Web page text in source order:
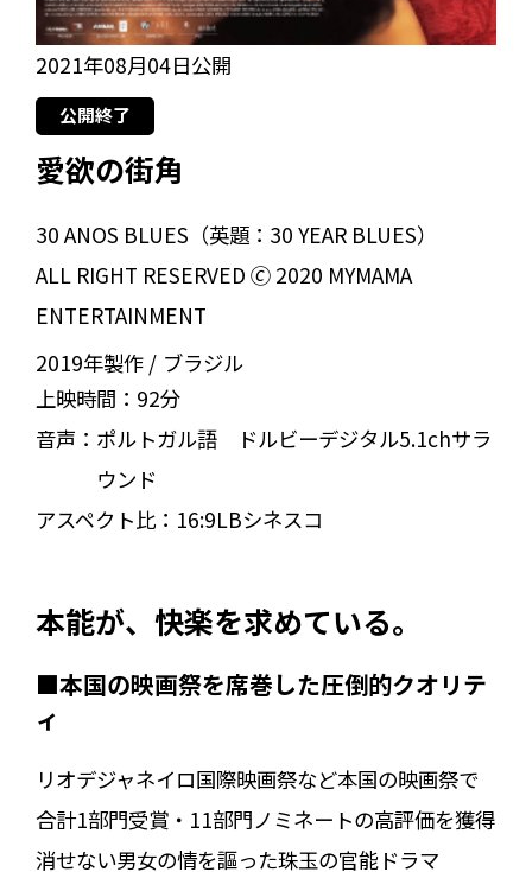
2021年08月04日公開
公開終了
愛欲の街角
30 ANOS BLUES（英題：30 YEAR BLUES）
ALL RIGHT RESERVED 🄫 2020 MYMAMA
ENTERTAINMENT
2019年製作
ブラジル
上映時間： 92分
音声： ポルトガル語 ドルビーデジタル5.1chサラ
ウンド
アスペクト比： 16:9LBシネスコ
本能が、快楽を求めている。
■本国の映画祭を席巻した圧倒的クオリテ
ィ
リオデジャネイロ国際映画祭など本国の映画祭で
合計1部門受賞・11部門ノミネートの高評価を獲得
消せない男女の情を謳った珠玉の官能ドラマ